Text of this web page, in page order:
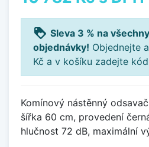
loyalty Sleva 3 % na
objednávky! Objednejte
Kč a v košíku zadejte kód
Komínový nástěnný
šířka 60 cm, provedení
hlučnost 72 dB, maximální